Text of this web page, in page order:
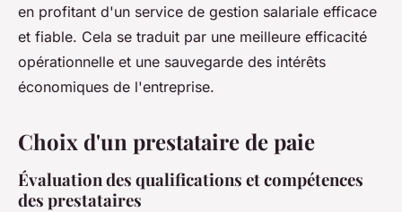
en profitant d'un service de gestion salariale efficace
et fiable. Cela se traduit par une meilleure efficacité
opérationnelle et une sauvegarde des intérêts
économiques de l'entreprise.
Choix d'un prestataire de paie
Évaluation des qualifications et compétences
des prestataires